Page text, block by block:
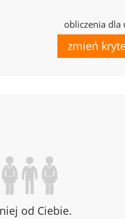
obliczenia dla
zmień
od Ciebie.